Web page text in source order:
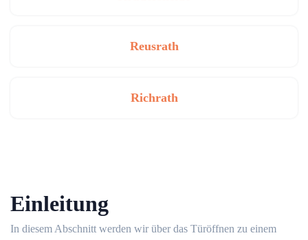
Reusrath
Richrath
Einleitung
In diesem Abschnitt werden wir über das Türöffnen zu einem